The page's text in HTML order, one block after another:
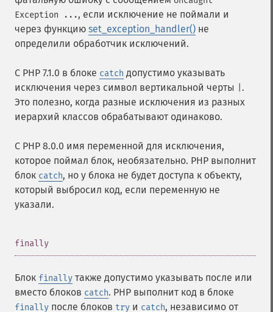
Exception ..., если исключение не поймали и
через функцию set_exception_handler() не
определили обработчик исключений.
С PHP 7.1.0 в блоке catch допустимо указывать
исключения через символ вертикальной черты
.
Это полезно, когда разные исключения из разных
иерархий классов обрабатывают одинаково.
С PHP 8.0.0 имя переменной для исключения,
которое поймал блок, необязательно. PHP выполнит
блок catch, но у блока не будет доступа к объекту,
который выбросил код, если переменную не
указали.
finally
Блок finally также допустимо указывать после или
вместо блоков catch. PHP выполнит код в блоке
finally после блоков try и catch, независимо от